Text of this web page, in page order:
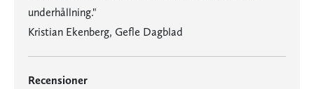
underhållning."
Kristian Ekenberg, Gefle Dagblad
Recensioner